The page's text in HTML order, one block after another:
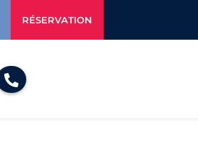
RÉSERVATION